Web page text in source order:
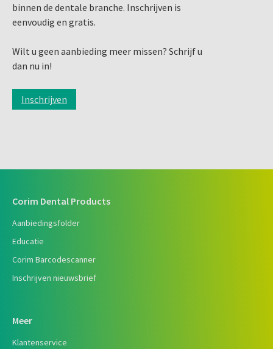
binnen de dentale branche. Inschrijven is
eenvoudig en gratis.
Wilt u geen aanbieding meer missen? Schrijf u
dan nu in!
Inschrijven
Corim Dental Products
Aanbiedingsfolder
Educatie
Corim Barcodescanner
Inschrijven nieuwsbrief
Meer
Klantenservice